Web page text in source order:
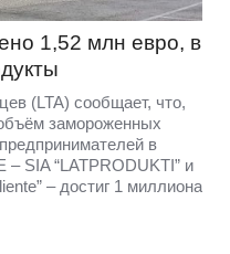
1,52 млн евро, в
(LTA) сообщает, что,
замороженных
в
– SIA “LATPRODUKTI” и
– достиг 1 миллиона